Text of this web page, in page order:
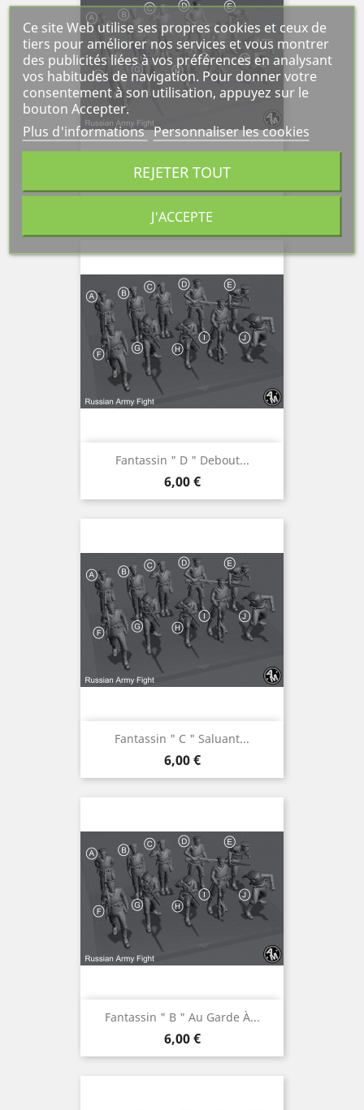
Fantassin " E " Courant...
Fantassin " D " Debout...
Prix
6,00 €
Fantassin " C " Saluant...
Prix
6,00 €
Fantassin " B " Au Garde À...
Prix
6,00 €
Ce site Web utilise ses propres cookies et ceux de
tiers pour améliorer nos services et vous montrer
des publicités liées à vos préférences en analysant
vos habitudes de navigation. Pour donner votre
consentement à son utilisation, appuyez sur le
bouton Accepter.
Plus d'informations Personnaliser les cookies
REJETER TOUT
J'ACCEPTE